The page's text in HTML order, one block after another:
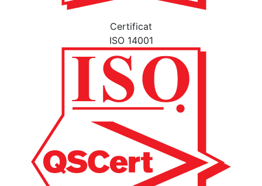
Certificat
ISO 14001